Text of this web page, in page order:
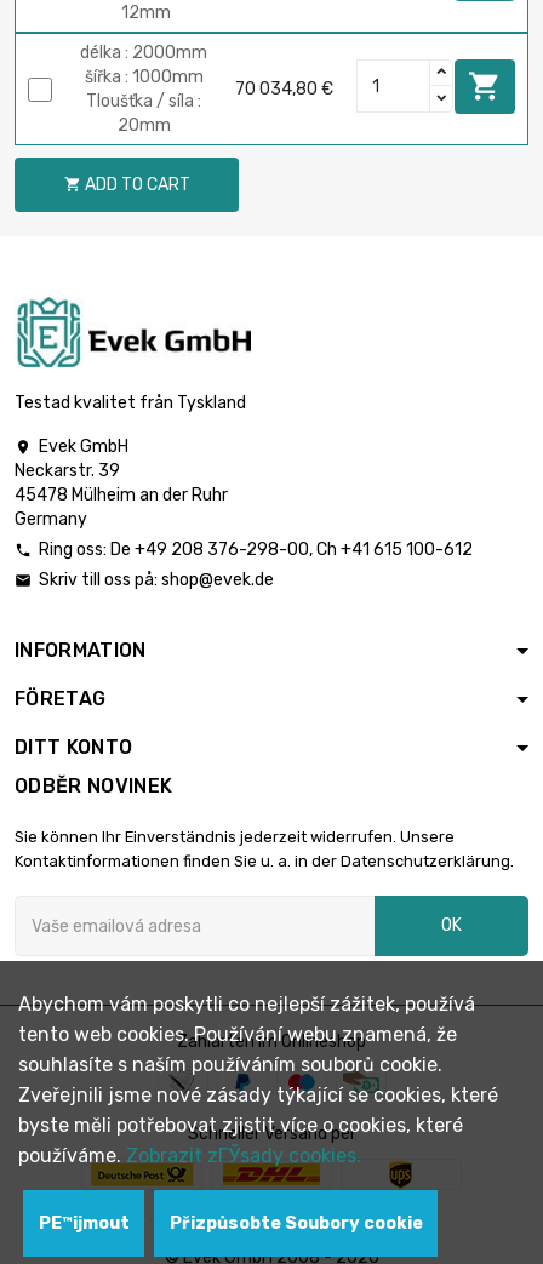
12mm
délka : 2000mm
šířka : 1000mm
Tloušťka / síla :
20mm
70 034,80 € 
 ADD TO CART
Testad kvalitet från Tyskland

Evek GmbH
Neckarstr. 39
45478 Mülheim an der Ruhr
Germany
 Ring oss: De +49 208 376-298-00, Ch +41 615 100-612
 Skriv till oss på: shop@evek.de
INFORMATION
FÖRETAG
DITT KONTO
ODBĚR NOVINEK
Sie können Ihr Einverständnis jederzeit widerrufen. Unsere
Kontaktinformationen finden Sie u. a. in der Datenschutzerklärung.
OK
Zahlarten im Onlineshop
Schneller Versand per
© Evek GmbH 2008 - 2026
Abychom vám poskytli co nejlepší zážitek, používá
tento web cookies. Používání webu znamená, že
souhlasíte s naším používáním souborů cookie.
Zveřejnili jsme nové zásady týkající se cookies, které
byste měli potřebovat zjistit více o cookies, které
používáme. Zobrazit zГЎsady cookies.
PЕ™ijmout Přizpůsobte Soubory cookie